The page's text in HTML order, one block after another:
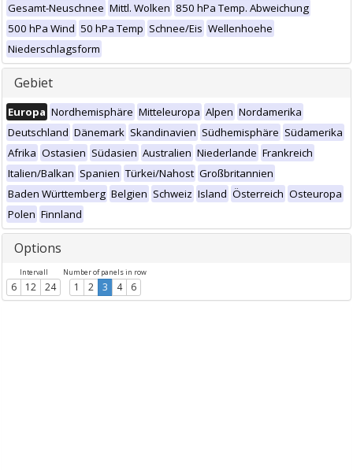
Gesamt-Neuschnee Mittl. Wolken 850 hPa Temp. Abweichung
500 hPa Wind 50 hPa Temp Schnee/Eis Wellenhoehe
Niederschlagsform
Gebiet
Europa Nordhemisphäre Mitteleuropa Alpen Nordamerika
Deutschland Dänemark Skandinavien Südhemisphäre Südamerika
Afrika Ostasien Südasien Australien Niederlande Frankreich
Italien/Balkan Spanien Türkei/Nahost Großbritannien
Baden Württemberg Belgien Schweiz Island Österreich Osteuropa
Polen Finnland
Options
Intervall
6 12 24
Number of panels in row
1 2 3 4 6